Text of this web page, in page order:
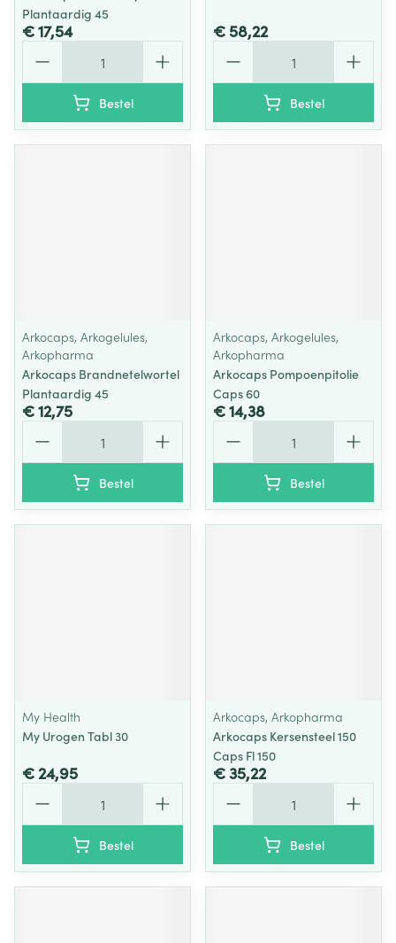
Plantaardig 45
€ 17,54
Bestel
€ 58,22
Bestel
Arkocaps, Arkogelules,
Arkopharma
Arkocaps Brandnetelwortel
Plantaardig 45
€ 12,75
Bestel
Arkocaps, Arkogelules,
Arkopharma
Arkocaps Pompoenpitolie
Caps 60
€ 14,38
Bestel
My Health
My Urogen Tabl 30
€ 24,95
Bestel
Arkocaps, Arkopharma
Arkocaps Kersensteel 150
Caps Fl 150
€ 35,22
Bestel